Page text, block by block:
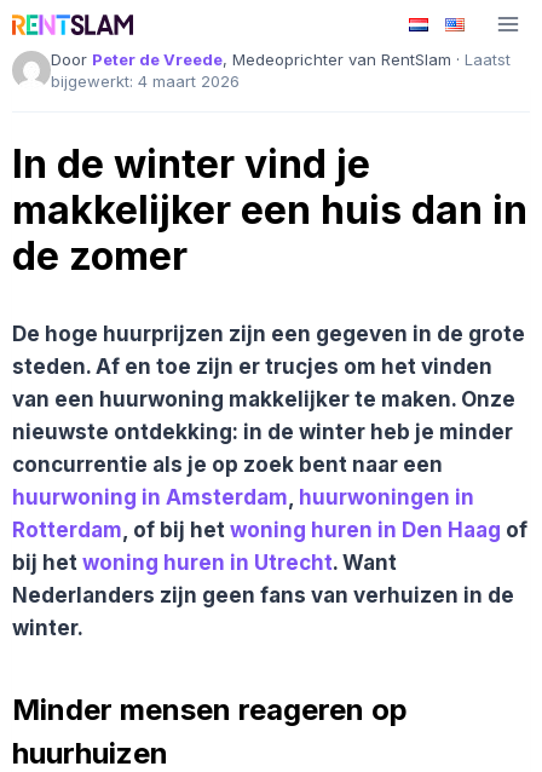
Ga
naar
de
Door Peter de Vreede, Medeoprichter van RentSlam · Laatst
bijgewerkt: 4 maart 2026
In de winter vind je
makkelijker een huis dan in
de zomer
De hoge huurprijzen zijn een gegeven in de grote
steden. Af en toe zijn er trucjes om het vinden
van een huurwoning makkelijker te maken. Onze
nieuwste ontdekking: in de winter heb je minder
concurrentie als je op zoek bent naar een
huurwoning in Amsterdam, huurwoningen in
Rotterdam, of bij het woning huren in Den Haag of
bij het woning huren in Utrecht. Want
Nederlanders zijn geen fans van verhuizen in de
winter.
Minder mensen reageren op
huurhuizen